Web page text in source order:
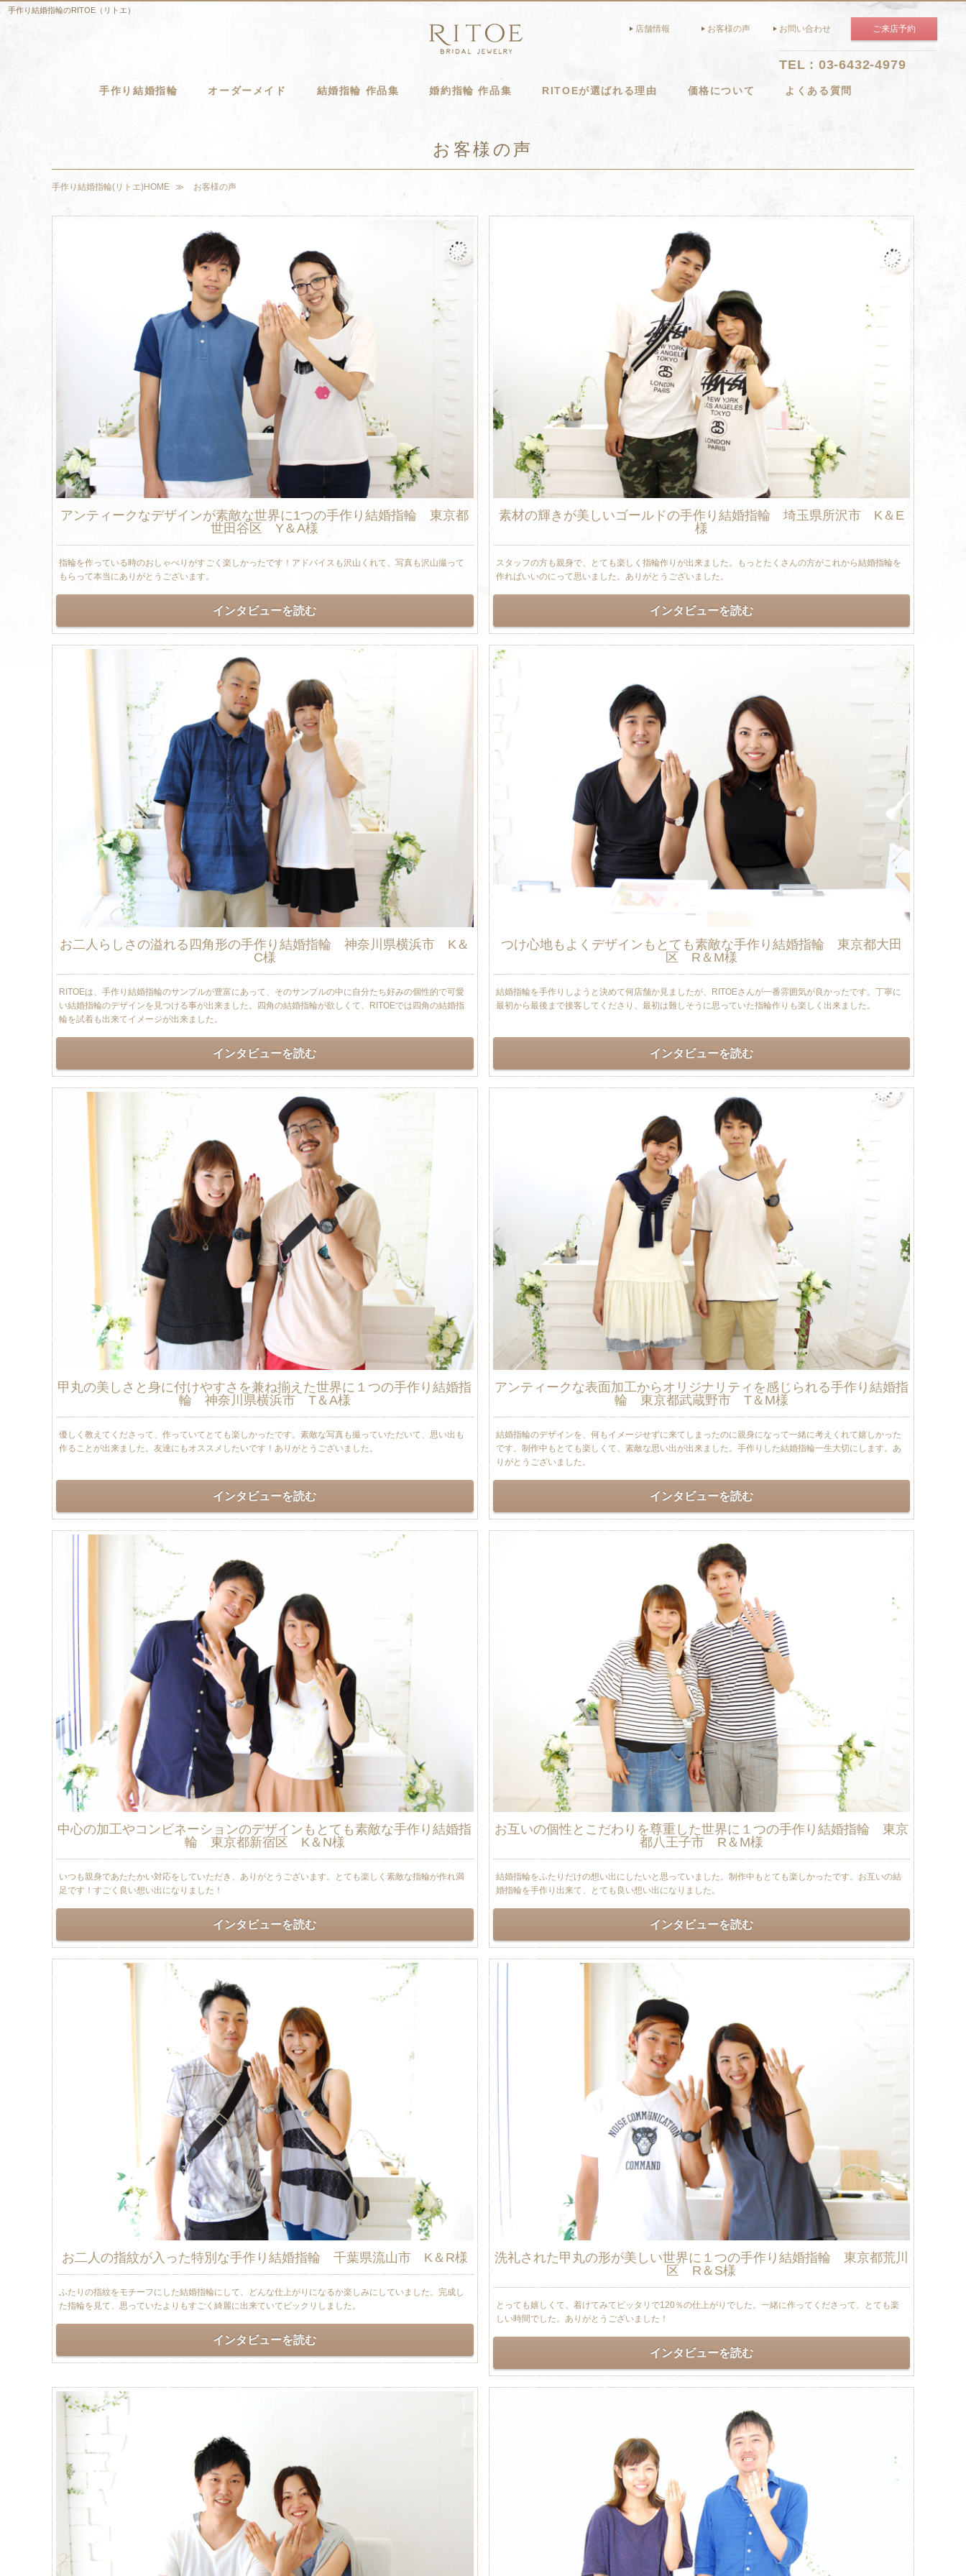
手作り結婚指輪のRITOE（リトエ）
手作り結婚指輪 オーダーメイド 結婚指輪 作品集 婚約指輪 作品集 RITOEが選ばれる理由 価格について よくある質問
店舗情報 お客様の声 お問い合わせ ご来店予約
TEL : 03-6432-4979
お客様の声
手作り結婚指輪(リトエ)HOME お客様の声
アンティークなデザインが素敵な世界に1つの手作り結婚指輪 東京都
世田谷区 Y＆A様
指輪を作っている時のおしゃべりがすごく楽しかったです！アドバイスも沢山くれて、写真も沢山撮って
もらって本当にありがとうございます。
インタビューを読む
素材の輝きが美しいゴールドの手作り結婚指輪 埼玉県所沢市 K＆E
様
スタッフの方も親身で、とても楽しく指輪作りが出来ました。もっとたくさんの方がこれから結婚指輪を
作ればいいのにって思いました。ありがとうございました。
インタビューを読む
お二人らしさの溢れる四角形の手作り結婚指輪 神奈川県横浜市 K＆
C様
RITOEは、手作り結婚指輪のサンプルが豊富にあって、そのサンプルの中に自分たち好みの個性的で可愛
い結婚指輪のデザインを見つける事が出来ました。四角の結婚指輪が欲しくて、RITOEでは四角の結婚指
輪を試着も出来てイメージが出来ました。
インタビューを読む
つけ心地もよくデザインもとても素敵な手作り結婚指輪 東京都大田
区 R＆M様
結婚指輪を手作りしようと決めて何店舗か見ましたが、RITOEさんが一番雰囲気が良かったです。丁寧に
最初から最後まで接客してくださり、最初は難しそうに思っていた指輪作りも楽しく出来ました。
インタビューを読む
甲丸の美しさと身に付けやすさを兼ね揃えた世界に１つの手作り結婚指
輪 神奈川県横浜市 T＆A様
優しく教えてくださって、作っていてとても楽しかったです。素敵な写真も撮っていただいて、思い出も
作ることが出来ました。友達にもオススメしたいです！ありがとうございました。
インタビューを読む
アンティークな表面加工からオリジナリティを感じられる手作り結婚指
輪 東京都武蔵野市 T＆M様
結婚指輪のデザインを、何もイメージせずに来てしまったのに親身になって一緒に考えくれて嬉しかった
です。制作中もとても楽しくて、素敵な思い出が出来ました。手作りした結婚指輪一生大切にします。あ
りがとうございました。
インタビューを読む
中心の加工やコンビネーションのデザインもとても素敵な手作り結婚指
輪 東京都新宿区 K＆N様
いつも親身であたたかい対応をしていただき、ありがとうございます。とても楽しく素敵な指輪が作れ満
足です！すごく良い想い出になりました！
インタビューを読む
お互いの個性とこだわりを尊重した世界に１つの手作り結婚指輪 東京
都八王子市 R＆M様
結婚指輪をふたりだけの想い出にしたいと思っていました。制作中もとても楽しかったです。お互いの結
婚指輪を手作り出来て、とても良い想い出になりました。
インタビューを読む
お二人の指紋が入った特別な手作り結婚指輪 千葉県流山市 K＆R様
ふたりの指紋をモチーフにした結婚指輪にして、どんな仕上がりになるか楽しみにしていました。完成し
た指輪を見て、思っていたよりもすごく綺麗に出来ていてビックリしました。
インタビューを読む
洗礼された甲丸の形が美しい世界に１つの手作り結婚指輪 東京都荒川
区 R＆S様
とっても嬉しくて、着けてみてピッタリで120％の仕上がりでした。一緒に作ってくださって、とても楽
しい時間でした。ありがとうございました！
インタビューを読む